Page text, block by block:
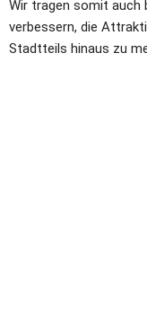
Wir tragen somit auch
verbessern, die
Stadtteils hinaus zu